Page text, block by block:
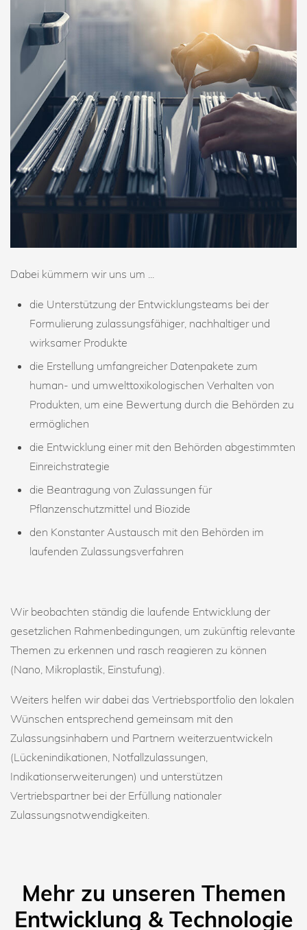
Dabei kümmern wir uns um ...
die Unterstützung der Entwicklungsteams bei der
Formulierung zulassungsfähiger, nachhaltiger und
wirksamer Produkte
die Erstellung umfangreicher Datenpakete zum
human- und umwelttoxikologischen Verhalten von
Produkten, um eine Bewertung durch die Behörden zu
ermöglichen
die Entwicklung einer mit den Behörden abgestimmten
Einreichstrategie
die Beantragung von Zulassungen für
Pflanzenschutzmittel und Biozide
den Konstanter Austausch mit den Behörden im
laufenden Zulassungsverfahren
Wir beobachten ständig die laufende Entwicklung der
gesetzlichen Rahmenbedingungen, um zukünftig relevante
Themen zu erkennen und rasch reagieren zu können
(Nano, Mikroplastik, Einstufung).
Weiters helfen wir dabei das Vertriebsportfolio den lokalen
Wünschen entsprechend gemeinsam mit den
Zulassungsinhabern und Partnern weiterzuentwickeln
(Lückenindikationen, Notfallzulassungen,
Indikationserweiterungen) und unterstützen
Vertriebspartner bei der Erfüllung nationaler
Zulassungsnotwendigkeiten.
Mehr zu unseren Themen
Entwicklung & Technologie